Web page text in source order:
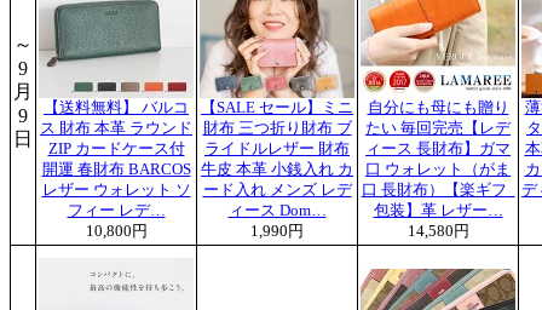
～
9
月
9
日
【送料無料】 バルコ
ス 財布 本革 ラウンド
ZIP カードケース付
開運 春財布 BARCOS
レザー ウォレット ソ
フィー レデ…
10,800円
【SALE セール】ミニ
財布 三つ折り財布 ブ
ライドルレザー 財布
牛皮 本革 小銭入れ カ
ード入れ メンズ レデ
ィース Dom…
1,990円
自分にも母にも贈り
たい 毎回完売【レデ
ィース 長財布】ガマ
口 ウォレット（がま
口 長財布）【楽ギフ_
包装】革 レザー…
14,580円
デ